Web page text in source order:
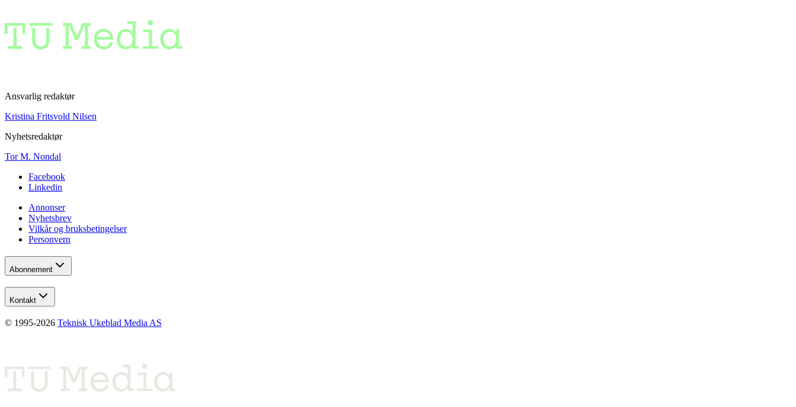
Ansvarlig redaktør
Kristina Fritsvold Nilsen
Nyhetsredaktør
Tor M. Nondal
Facebook
Linkedin
Annonser
Nyhetsbrev
Vilkår og bruksbetingelser
Personvern
Abonnement
Kontakt
© 1995-2026 Teknisk Ukeblad Media AS